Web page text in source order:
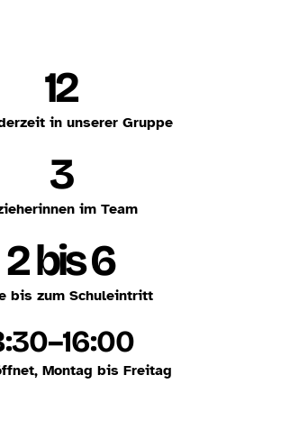
12
in unserer Gruppe
3
im Team
2 bis 6
bis zum Schuleintritt
Montag bis Freitag